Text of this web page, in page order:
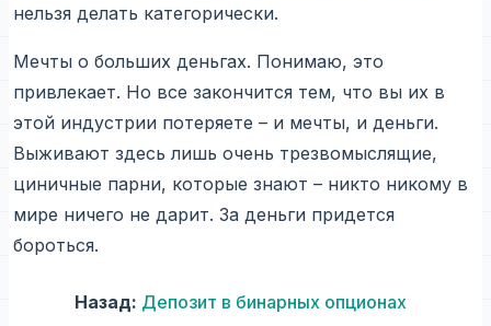
нельзя делать категорически.
Мечты о больших деньгах. Понимаю, это
привлекает. Но все закончится тем, что вы их в
этой индустрии потеряете – и мечты, и деньги.
Выживают здесь лишь очень трезвомыслящие,
циничные парни, которые знают – никто никому в
мире ничего не дарит. За деньги придется
бороться.
Назад: Депозит в бинарных опционах